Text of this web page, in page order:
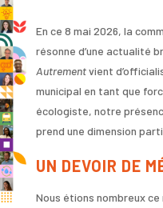
En ce 8 mai 2026, la
résonne d’une actualité
Autrementvient
municipal en tant que
écologiste, notre
prend une dimension
UN DEVOIR DE
Nous étions nombreux